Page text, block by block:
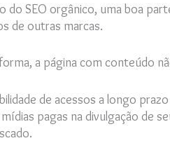
do SEO orgânico, uma boa
de outras marcas.
a página com conteúdo
de acessos a longo prazo
pagas na divulgação de